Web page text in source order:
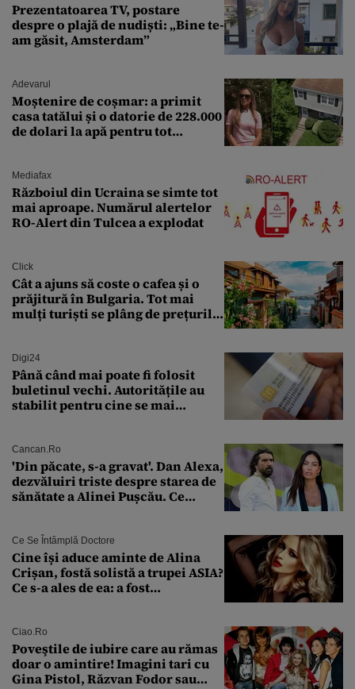
Prezentatoarea TV, postare
despre o plajă de nudiști: „Bine te-
am găsit, Amsterdam”
Adevarul
Moștenire de coșmar: a primit
casa tatălui și o datorie de 228.000
de dolari la apă pentru tot
Mediafax
Războiul din Ucraina se simte tot
mai aproape. Numărul alertelor
RO-Alert din Tulcea a explodat
Click
Cât a ajuns să coste o cafea și o
prăjitură în Bulgaria. Tot mai
mulți turiști se plâng de prețurile
Digi24
Până când mai poate fi folosit
buletinul vechi. Autoritățile au
stabilit pentru cine se mai
Cancan.ro
'Din păcate, s-a gravat'. Dan Alexa,
dezvăluiri triste despre starea de
sănătate a Alinei Pușcău. Ce
Ce Se Întâmplă Doctore
Cine își aduce aminte de Alina
Crișan, fostă solistă a trupei ASIA?
Ce s-a ales de ea: a fost
Ciao.ro
Poveştile de iubire care au rămas
doar o amintire! Imagini tari cu
Gina Pistol, Răzvan Fodor sau